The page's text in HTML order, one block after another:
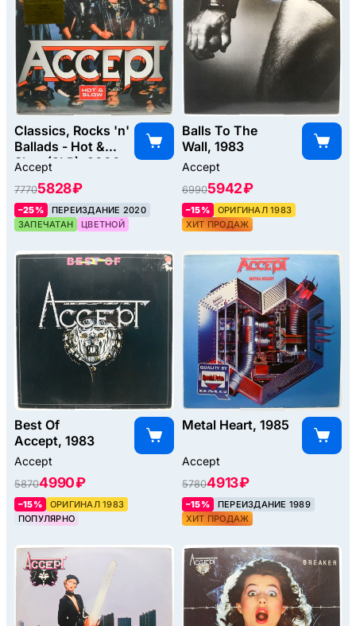
Classics, Rocks 'n'
Ballads - Hot &
Slow (2LP), 2000
Accept
77705828 ₽
–25%
ПЕРЕИЗДАНИЕ 2020
ЗАПЕЧАТАН
ЦВЕТНОЙ
Balls To The
Wall, 1983
Accept
69905942 ₽
–15%
ОРИГИНАЛ 1983
ХИТ ПРОДАЖ
Best Of
Accept, 1983
Accept
58704990 ₽
–15%
ОРИГИНАЛ 1983
ПОПУЛЯРНО
Metal Heart, 1985
Accept
57804913 ₽
–15%
ПЕРЕИЗДАНИЕ 1989
ХИТ ПРОДАЖ